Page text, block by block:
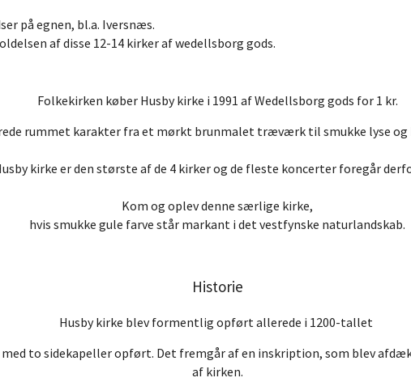
på egnen, bl.a. Iversnæs.
af disse 12-14 kirker af wedellsborg gods.
Folkekirken køber Husby kirke i 1991 af Wedellsborg gods for 1 kr.
rummet karakter fra et mørkt brunmalet træværk til smukke lyse og
kirke er den største af de 4 kirker og de fleste koncerter foregår
Kom og oplev denne særlige kirke,
hvis smukke gule farve står markant i det vestfynske naturlandskab.
Historie
Husby kirke blev formentlig opført allerede i 1200-tallet
to sidekapeller opført. Det fremgår af en inskription, som blev
af kirken.